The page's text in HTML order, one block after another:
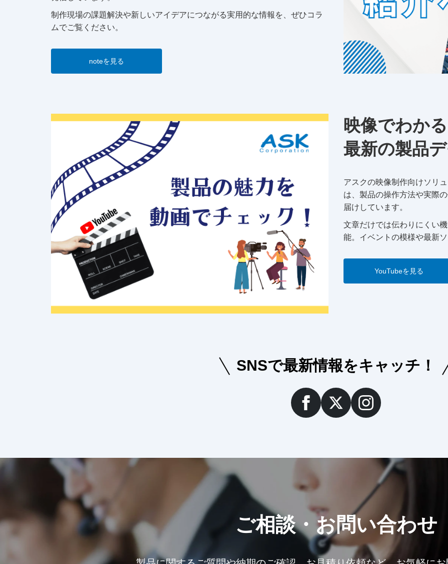
制作現場の課題解決や新しいアイデアにつながる実用的な情報を、ぜひコラ
ムでご覧ください。
noteを見る
映像でわか
最新の製品
アスクの映像制作向けソリ
は、製品の操作方法や実際
届けしています。
文章だけでは伝わりにくい
能。イベントの模様や最新
YouTubeを見る
SNSで最新情報をキャッチ！
ご相談・お問い合わせ